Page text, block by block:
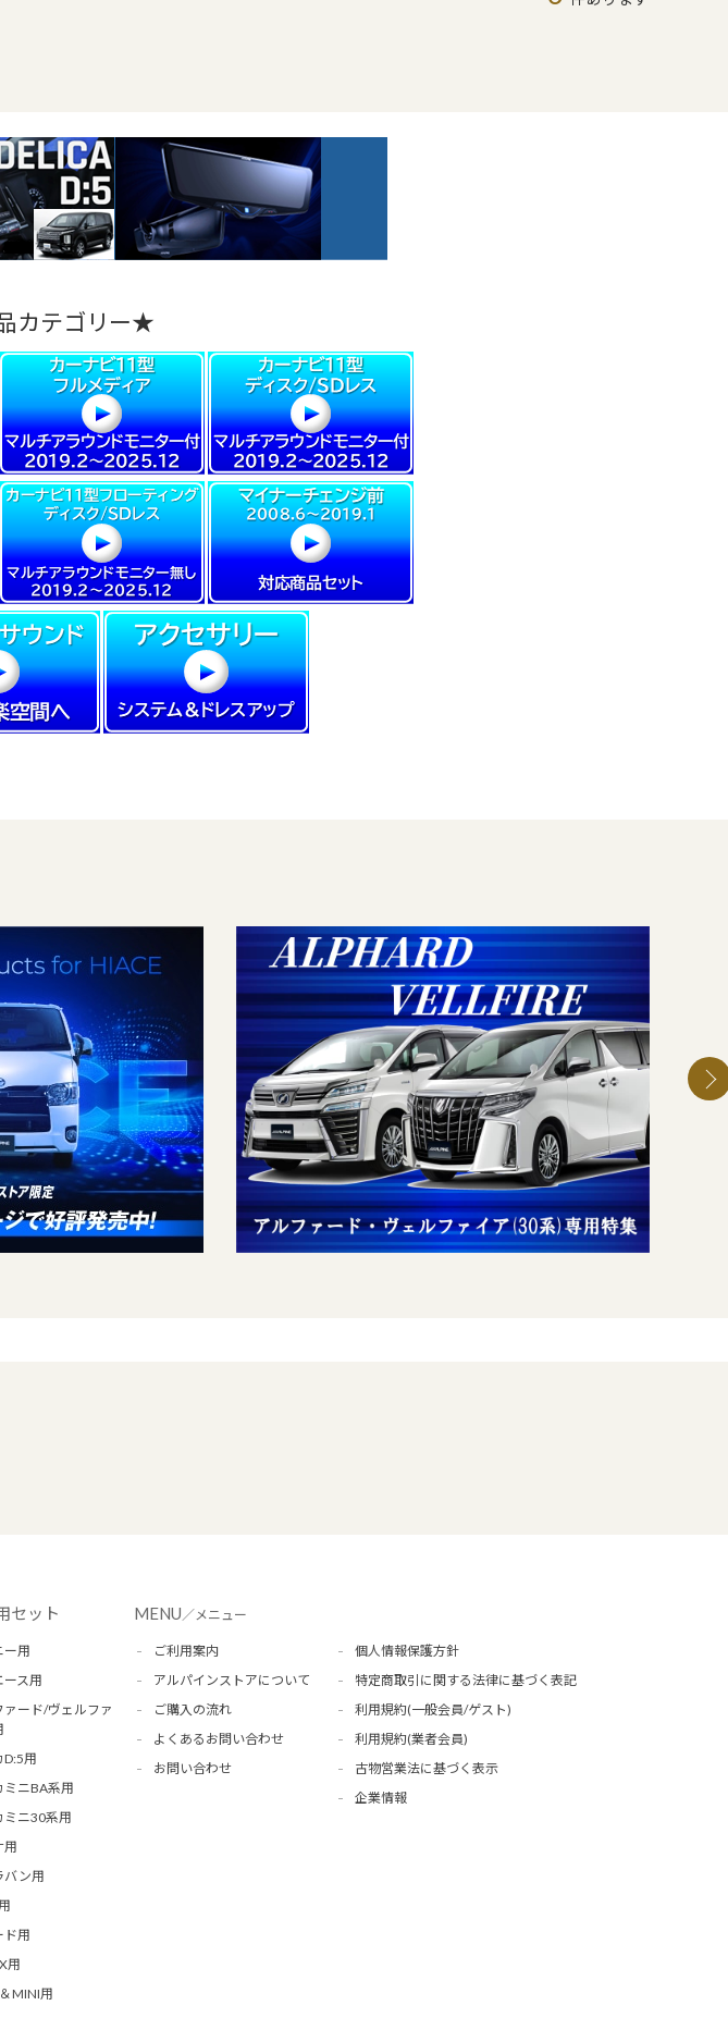
カテゴリー★
セット
ー用
ース用
ァード/ヴェルファ
D:5用
ミニBA系用
ミニ30系用
用
バン用
ド用
用
MINI用
MENU／メニュー
ご利用案内
アルパインストアについて
ご購入の流れ
よくあるお問い合わせ
お問い合わせ
個人情報保護方針
特定商取引に関する法律に基づく表記
利用規約(一般会員/ゲスト)
利用規約(業者会員)
古物営業法に基づく表示
企業情報